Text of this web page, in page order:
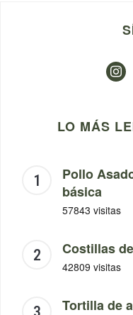
LO MÁS
Pollo
básica
57843 visitas
Costillas
42809 visitas
Tortilla de